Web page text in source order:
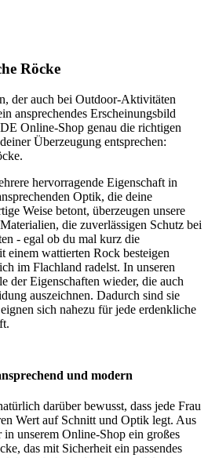
Röcke
der auch bei Outdoor-Aktivitäten
ansprechendes Erscheinungsbild
Online-Shop genau die richtigen
Überzeugung entsprechen:
hervorragende Eigenschaft in
Optik, die deine
Weise betont, überzeugen unsere
die zuverlässigen Schutz bei
- egal ob du mal kurz die
einem wattierten Rock besteigen
im Flachland radelst. In unseren
der Eigenschaften wieder, die auch
auszeichnen. Dadurch sind sie
sich nahezu für jede erdenkliche
und modern
darüber bewusst, dass jede Frau
Wert auf Schnitt und Optik legt. Aus
unserem Online-Shop ein großes
das mit Sicherheit ein passendes